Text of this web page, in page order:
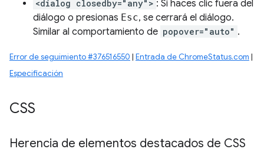
<dialog closedby="any"> : Si haces clic fuera del
diálogo o presionas Esc, se cerrará el diálogo.
Similar al comportamiento de popover="auto" .
Error de seguimiento #376516550 | Entrada de ChromeStatus.com |
Especificación
CSS
Herencia de elementos destacados de CSS